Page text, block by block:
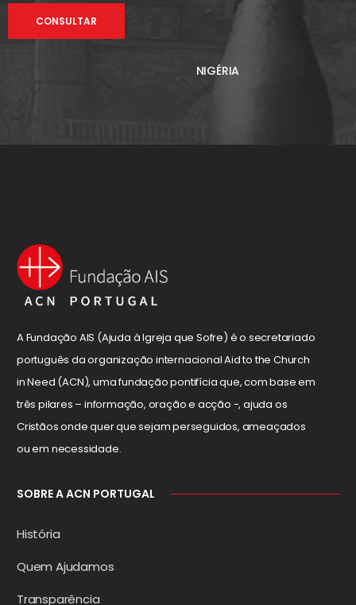
CONSULTAR
NIGÉRIA
A Fundação AIS (Ajuda à Igreja que Sofre) é o secretariado
português da organização internacional Aid to the Church
in Need (ACN), uma fundação pontifícia que, com base em
três pilares – informação, oração e acção -, ajuda os
Cristãos onde quer que sejam perseguidos, ameaçados
ou em necessidade.
SOBRE A ACN PORTUGAL
História
Quem Ajudamos
Transparência